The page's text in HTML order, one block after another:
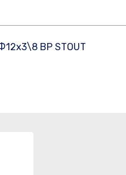
ВР STOUT